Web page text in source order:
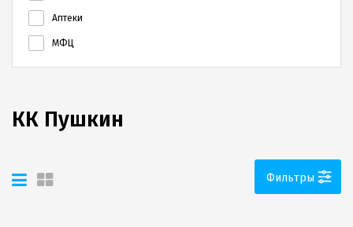
Аптеки
МФЦ
КК Пушкин
Фильтры